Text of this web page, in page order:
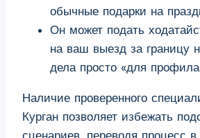
обычные подарки на
Он может подать
на ваш выезд за границу
дела просто «для
Наличие проверенного
Курган позволяет избежать
сценариев, переводя процесс